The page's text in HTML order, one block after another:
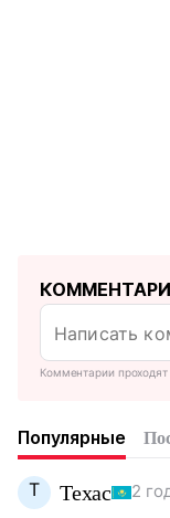
Комментарии
Популярные
Т Техас 2